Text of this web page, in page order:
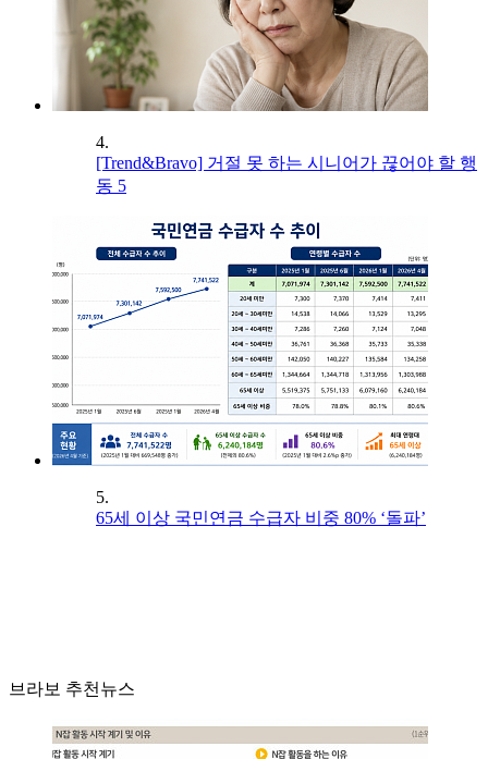
4.
[Trend&Bravo] 거절 못 하는 시니어가 끊어야 할 행
동 5
5.
65세 이상 국민연금 수급자 비중 80% ‘돌파’
브라보 추천뉴스